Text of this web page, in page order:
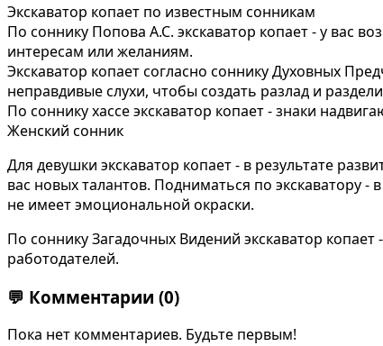
Экскаватор копает по известным сонникам
По соннику Попова А.С. экскаватор копает - у вас
интересам или желаниям.
Экскаватор копает согласно соннику Духовных
неправдивые слухи, чтобы создать разлад и
По соннику хассе экскаватор копает - знаки
Женский сонник
Для девушки экскаватор копает - в результате
вас новых талантов. Подниматься по экскаватору
не имеет эмоциональной окраски.
По соннику Загадочных Видений экскаватор
работодателей.
💬 Комментарии (0)
Пока нет комментариев. Будьте первым!